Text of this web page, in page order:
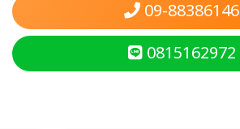
09-88386146
0815162972